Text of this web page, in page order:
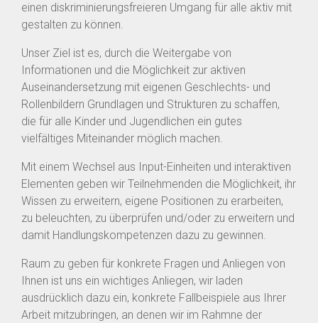
einen diskriminierungsfreieren Umgang für alle aktiv mit
gestalten zu können.
Unser Ziel ist es, durch die Weitergabe von
Informationen und die Möglichkeit zur aktiven
Auseinandersetzung mit eigenen Geschlechts- und
Rollenbildern Grundlagen und Strukturen zu schaffen,
die für alle Kinder und Jugendlichen ein gutes
vielfältiges Miteinander möglich machen.
Mit einem Wechsel aus Input-Einheiten und interaktiven
Elementen geben wir Teilnehmenden die Möglichkeit, ihr
Wissen zu erweitern, eigene Positionen zu erarbeiten,
zu beleuchten, zu überprüfen und/oder zu erweitern und
damit Handlungskompetenzen dazu zu gewinnen.
Raum zu geben für konkrete Fragen und Anliegen von
Ihnen ist uns ein wichtiges Anliegen, wir laden
ausdrücklich dazu ein, konkrete Fallbeispiele aus Ihrer
Arbeit mitzubringen, an denen wir im Rahmne der